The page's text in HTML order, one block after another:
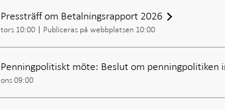
Pressträff om Betalningsrapport 2026
tors 10:00 Publiceras på webbplatsen 10:00
Penningpolitiskt möte: Beslut om penningpolitiken
ons 09:00